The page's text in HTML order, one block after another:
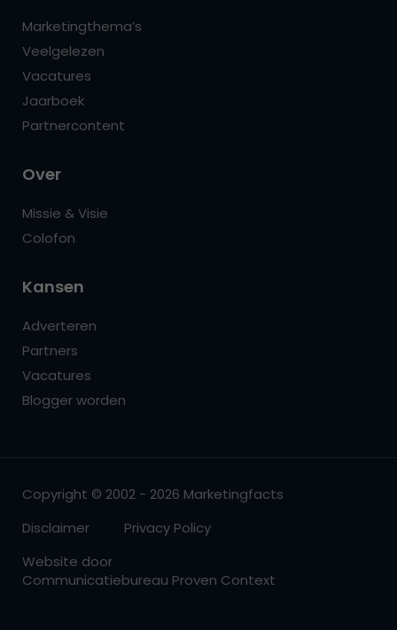
Marketingthema’s
Veelgelezen
Vacatures
Jaarboek
Partnercontent
Over
Missie & Visie
Colofon
Kansen
Adverteren
Partners
Vacatures
Blogger worden
Copyright © 2002 - 2026 Marketingfacts
Disclaimer
Privacy Policy
Website door
Communicatiebureau Proven Context